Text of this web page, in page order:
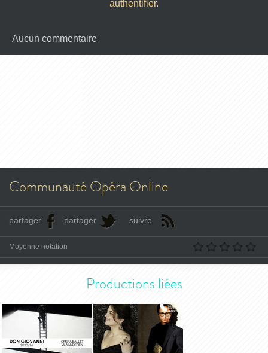
authentifier.
Aucun commentaire
Communauté Opéra Online
partager partager suivre
Moyenne notation
Productions liées